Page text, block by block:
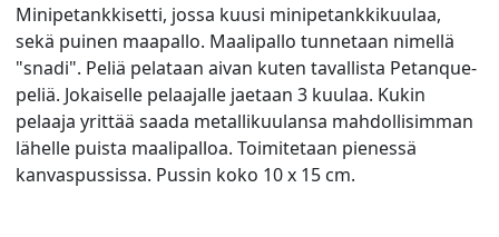
Minipetankkisetti, jossa kuusi minipetankkikuulaa,
sekä puinen maapallo. Maalipallo tunnetaan nimellä
"snadi". Peliä pelataan aivan kuten tavallista Petanque-
peliä. Jokaiselle pelaajalle jaetaan 3 kuulaa. Kukin
pelaaja yrittää saada metallikuulansa mahdollisimman
lähelle puista maalipalloa. Toimitetaan pienessä
kanvaspussissa. Pussin koko 10 x 15 cm.